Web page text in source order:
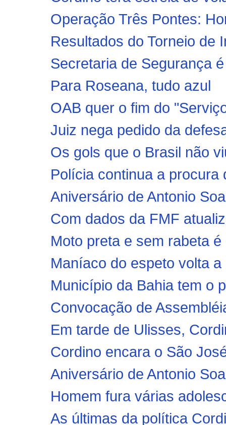
Operação Três Pontes:
Resultados do Torneio de
Secretaria de Segurança
Para Roseana, tudo azul
OAB quer o fim do
Juiz nega pedido da
Os gols que o Brasil não
Polícia continua a
Aniversário de Antonio
Com dados da FMF
Moto preta e sem rabeta
Maníaco do espeto volta a
Município da Bahia tem o
Convocação de
Em tarde de Ulisses,
Cordino encara o São
Aniversário de Antonio
Homem fura várias
As últimas da política